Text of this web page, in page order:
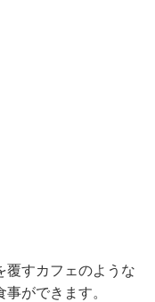
覆すカフェのような
ができます。